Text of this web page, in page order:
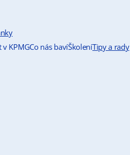
v KPMGCo nás bavíŠkoleníTipy a rady